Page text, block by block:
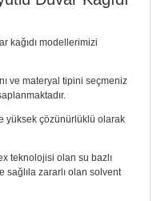
kağıdı modellerimizi
ve materyal tipini seçmeniz
yüksek çözünürlüklü olarak
teknolojisi olan su bazlı
sağlıla zararlı olan solvent